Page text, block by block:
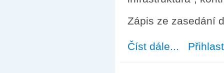
Zápis ze zasedání
Číst dále... about